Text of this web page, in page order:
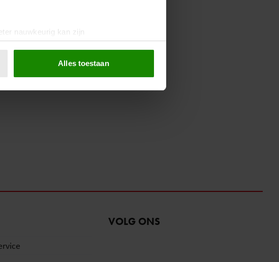
nauwkeurig kan zijn
(fingerprinting)
voor social media te bieden en om ons
site met onze partners voor social
Alles toestaan
VOLG ONS